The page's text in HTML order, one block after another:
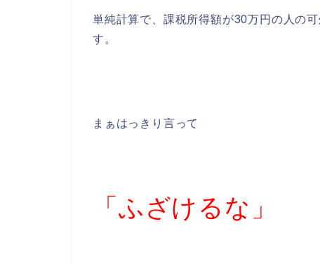
単純計算で、課税所得額が30万円の人の
す。
まぁはっきり言って
「ふざけるな」